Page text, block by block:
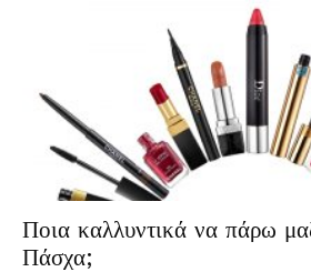
Ποια καλλυντικά να πάρω
Πάσχα;